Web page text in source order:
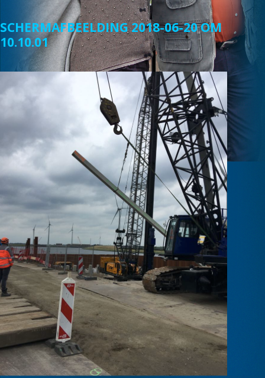
SCHERMAFBEELDING 2018-06-20 OM
10.10.01